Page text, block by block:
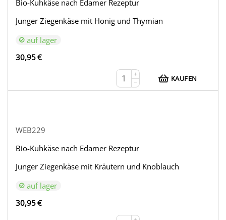
Bio-Kuhkäse nach Edamer Rezeptur
Junger Ziegenkäse mit Honig und Thymian
auf lager
30,95€
+
−
KAUFEN
WEB229
Bio-Kuhkäse nach Edamer Rezeptur
Junger Ziegenkäse mit Kräutern und Knoblauch
auf lager
30,95€